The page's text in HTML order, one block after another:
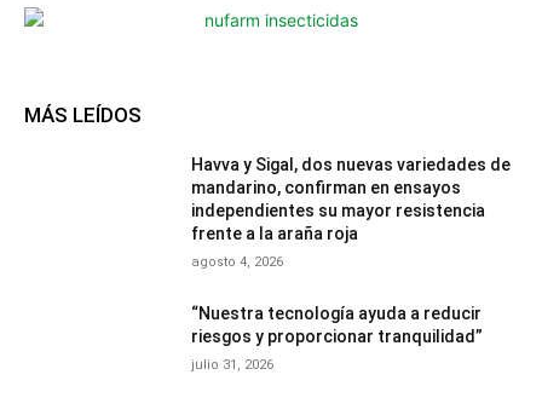
MÁS LEÍDOS
Havva y Sigal, dos nuevas variedades de
mandarino, confirman en ensayos
independientes su mayor resistencia
frente a la araña roja
agosto 4, 2026
“Nuestra tecnología ayuda a reducir
riesgos y proporcionar tranquilidad”
julio 31, 2026